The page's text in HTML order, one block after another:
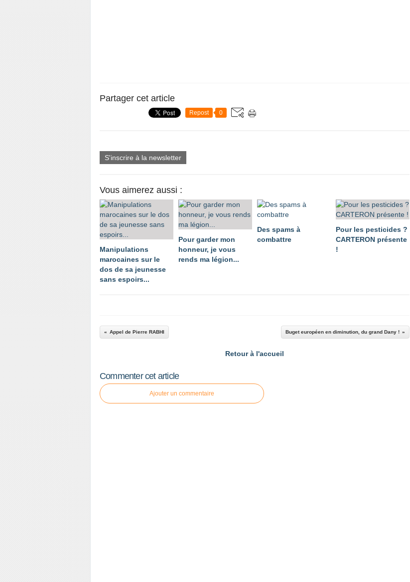
Partager cet article
Repost 0
S'inscrire à la newsletter
Vous aimerez aussi :
Manipulations
marocaines sur le
dos de sa jeunesse
sans espoirs...
Pour garder mon
honneur, je vous
rends ma légion...
Des spams à
combattre
Pour les pesticides ?
CARTERON présente
!
Appel de Pierre RABHI Buget européen en diminution, du grand Dany !
Retour à l'accueil
Commenter cet article
Ajouter un commentaire